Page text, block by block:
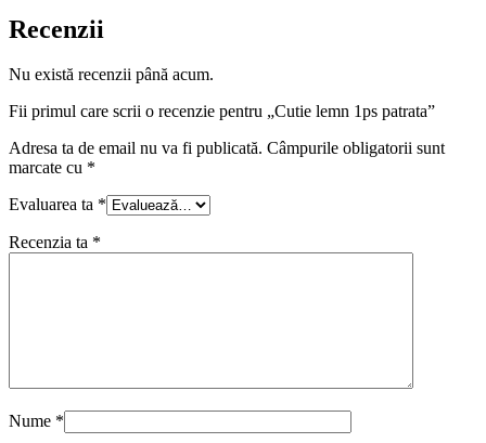
Recenzii
Nu există recenzii până acum.
Fii primul care scrii o recenzie pentru „Cutie lemn 1ps patrata”
Adresa ta de email nu va fi publicată. Câmpurile obligatorii sunt
marcate cu *
Evaluarea ta *
Recenzia ta *
Nume *